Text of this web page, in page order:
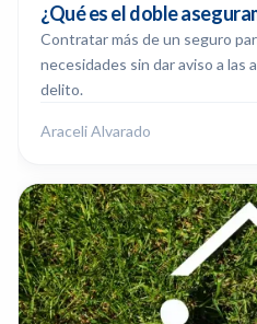
¿Qué es el doble
Contratar más de un seguro
necesidades sin dar aviso a las
delito.
Araceli Alvarado